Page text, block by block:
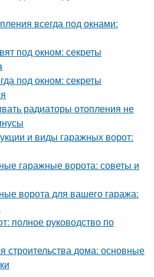
всегда под окнами:
под окном: секреты
под окном: секреты
радиаторы отопления не
и виды гаражных ворот:
гаражные ворота: советы и
ворота для вашего гаража:
полное руководство по
строительства дома: основные